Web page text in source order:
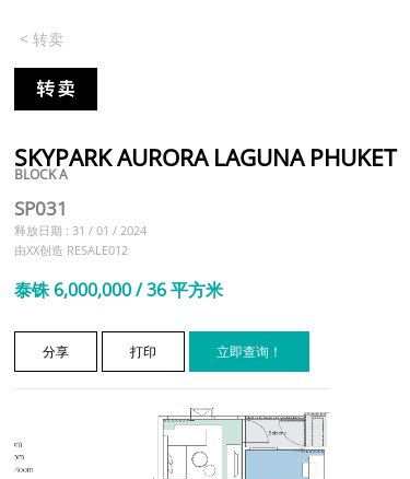
< 转卖
SKYPARK AURORA LAGUNA PHUKET
SP031
BLOCK A
释放日期 : 31 / 01 / 2024
由XX创造 RESALE012
泰铢 6,000,000 / 36 平方米
分享 打印 立即查询！